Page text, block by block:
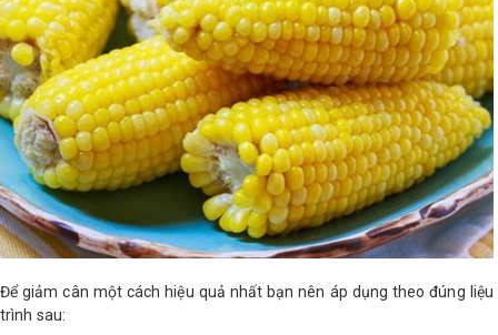
Để giảm cân một cách hiệu quả nhất bạn nên áp dụng theo đúng liệu
trình sau: